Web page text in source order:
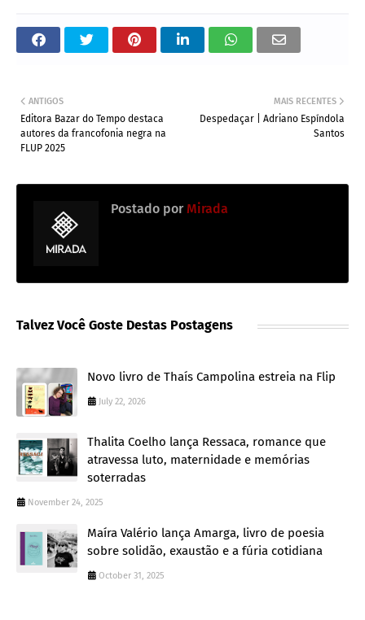
MAIS RECENTES
Despedaçar | Adriano Espíndola
Santos
ANTIGOS
Editora Bazar do Tempo destaca
autores da francofonia negra na
FLUP 2025
Postado por Mirada
Talvez Você Goste Destas Postagens
Novo livro de Thaís Campolina estreia na Flip
July 22, 2026
Thalita Coelho lança Ressaca, romance que
atravessa luto, maternidade e memórias
soterradas
November 24, 2025
Maíra Valério lança Amarga, livro de poesia
sobre solidão, exaustão e a fúria cotidiana
October 31, 2025